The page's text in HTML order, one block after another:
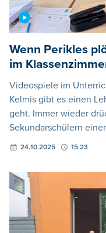
Wenn Perikles
im
Videospiele im
Kelmis gibt es einen
geht. Immer wieder
Sekundarschülern
24.10.2025 15:23